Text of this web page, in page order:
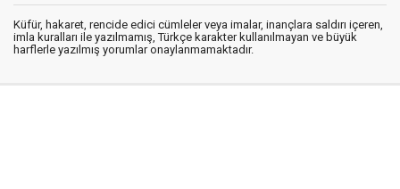
Küfür, hakaret, rencide edici cümleler veya imalar, inançlara saldırı içeren,
imla kuralları ile yazılmamış, Türkçe karakter kullanılmayan ve büyük
harflerle yazılmış yorumlar onaylanmamaktadır.